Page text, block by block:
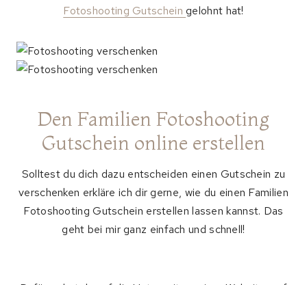
Fotoshooting Gutscheingelohnt hat!
Den Familien Fotoshooting
Gutschein online erstellen
Solltest du dich dazu entscheiden einen Gutschein zu
verschenken erkläre ich dir gerne, wie du einen Familien
Fotoshooting Gutschein erstellen lassen kannst. Das
geht bei mir ganz einfach und schnell!